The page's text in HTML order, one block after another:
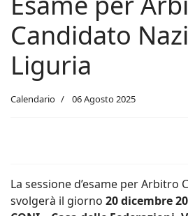
Esame per
Candidato
Liguria
La sessione d’esame per Arbitro